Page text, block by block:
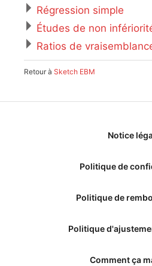
Régression simple
Études de non
Ratios de
Retour à Sketch EBM
Notice
Politique de
Politique de
Politique
Comment ça